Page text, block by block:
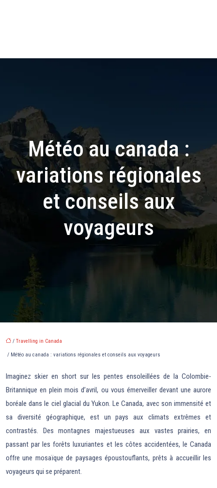
Météo au canada :
variations régionales
et conseils aux
voyageurs
/ Travelling in Canada
/ Météo au canada : variations régionales et conseils aux voyageurs
Imaginez skier en short sur les pentes ensoleillées de la Colombie-
Britannique en plein mois d’avril, ou vous émerveiller devant une aurore
boréale dans le ciel glacial du Yukon. Le Canada, avec son immensité et
sa diversité géographique, est un pays aux climats extrêmes et
contrastés. Des montagnes majestueuses aux vastes prairies, en
passant par les forêts luxuriantes et les côtes accidentées, le Canada
offre une mosaïque de paysages époustouflants, prêts à accueillir les
voyageurs qui se préparent.